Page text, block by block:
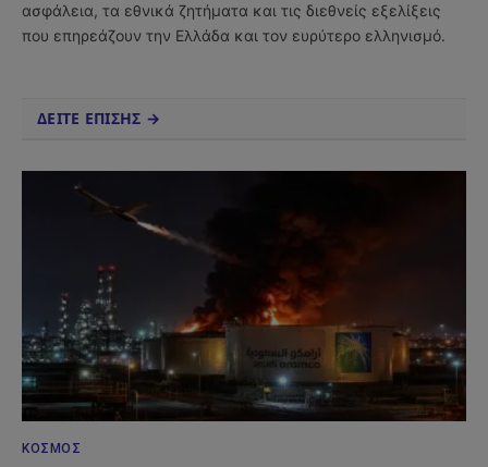
ασφάλεια, τα εθνικά ζητήματα και τις διεθνείς εξελίξεις
που επηρεάζουν την Ελλάδα και τον ευρύτερο ελληνισμό.
ΔΕΙΤΕ ΕΠΙΣΗΣ →
ΚΌΣΜΟΣ